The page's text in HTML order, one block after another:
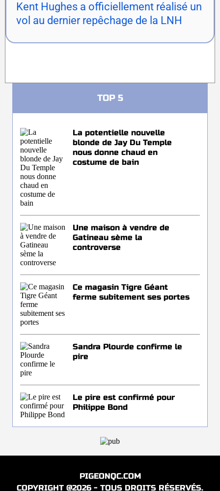
Kent Hughes a officiellement réalisé un
vol au dernier repêchage de la LNH
TOP 5
La potentielle nouvelle
blonde de Jay Du Temple
nous donne chaud en
costume de bain
Une maison à vendre de
Gatineau sème la
controverse
Ce magasin Tigre Géant
ferme subitement ses portes
Sandra Plourde confirme le
pire
Le pire est confirmé pour
Philippe Bond
PIGEONQC.COM
COPYRIGHT @2026 - TOUS DROITS RÉSERVÉS.